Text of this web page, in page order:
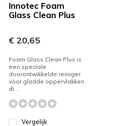
Innotec Foam
Glass Clean Plus
€ 20,65
Foam Glass Clean Plus is
een speciale
doorontwikkelde reiniger
voor gladde oppervlakken
di...
Vergelijk